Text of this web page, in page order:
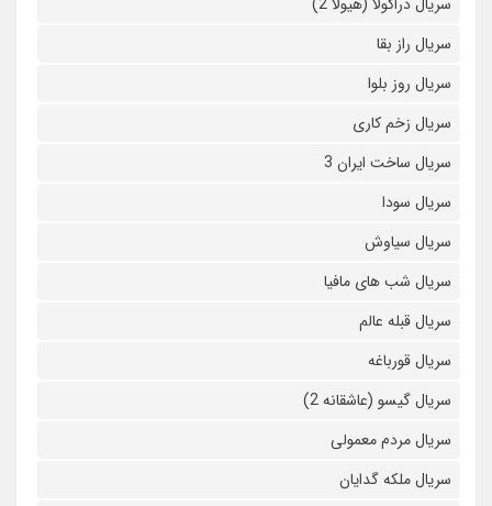
سریال راز بقا
سریال روز بلوا
سریال زخم کاری
سریال ساخت ایران 3
سریال سودا
سریال سیاوش
سریال شب های مافیا
سریال قبله عالم
سریال قورباغه
سریال گیسو (عاشقانه 2)
سریال مردم معمولی
سریال ملکه گدایان